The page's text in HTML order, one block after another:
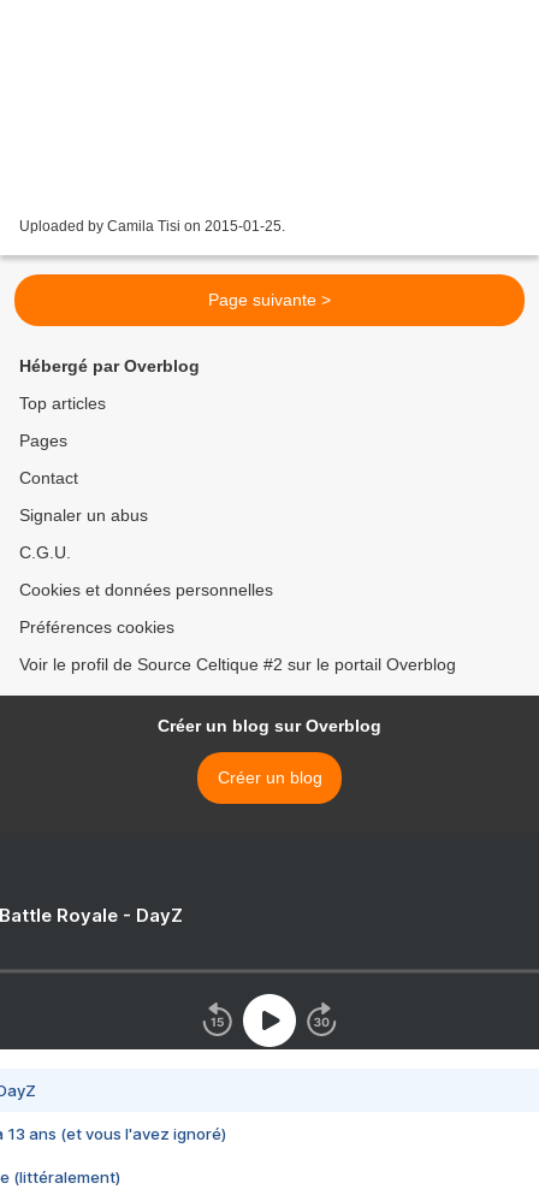
Uploaded by Camila Tisi on 2015-01-25.
Page suivante >
Hébergé par Overblog
Top articles
Pages
Contact
Signaler un abus
C.G.U.
Cookies et données personnelles
Préférences cookies
Voir le profil de Source Celtique #2 sur le portail Overblog
Créer un blog sur Overblog
Créer un blog
Royale - DayZ
13 ans (et vous l'avez ignoré)
(littéralement)